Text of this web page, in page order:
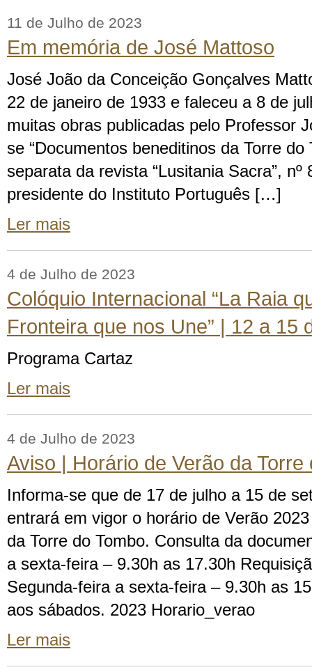
11 de Julho de 2023
Em memória de José Mattoso
José João da Conceição Gonçalves
22 de janeiro de 1933 e faleceu a 8 de
muitas obras publicadas pelo Professor
se “Documentos beneditinos da Torre do
separata da revista “Lusitania Sacra”,
presidente do Instituto Português […]
Ler mais
4 de Julho de 2023
Colóquio Internacional “La Raia
Fronteira que nos Une” | 12 a 15
Programa Cartaz
Ler mais
4 de Julho de 2023
Aviso | Horário de Verão da Torre
Informa-se que de 17 de julho a 15 de
entrará em vigor o horário de Verão
da Torre do Tombo. Consulta da
a sexta-feira – 9.30h as 17.30h
Segunda-feira a sexta-feira – 9.30h as
aos sábados. 2023 Horario_verao
Ler mais